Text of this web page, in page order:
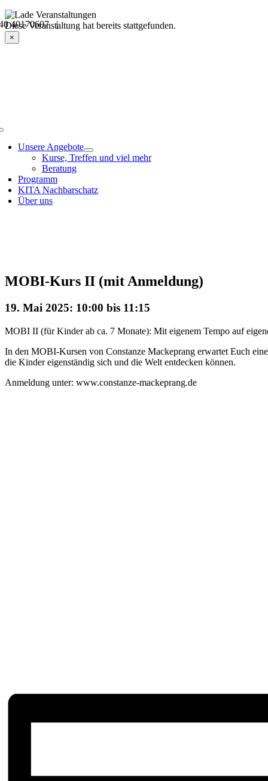
Skip
to
content
40170607 |
Unsere Angebote
Kurse, Treffen und viel mehr
Beratung
Programm
KITA Nachbarschatz
Über uns
Veranstaltungsdetails
Diese Veranstaltung hat bereits stattgefunden.
×
MOBI-Kurs II (mit Anmeldung)
19. Mai 2025: 10:00 bis 11:15
MOBI II (für Kinder ab ca. 7 Monate): Mit eigenem Tempo auf
In den MOBI-Kursen von Constanze Mackeprang erwartet Euch
die Kinder eigenständig sich und die Welt entdecken können.
Anmeldung unter: www.constanze-mackeprang.de